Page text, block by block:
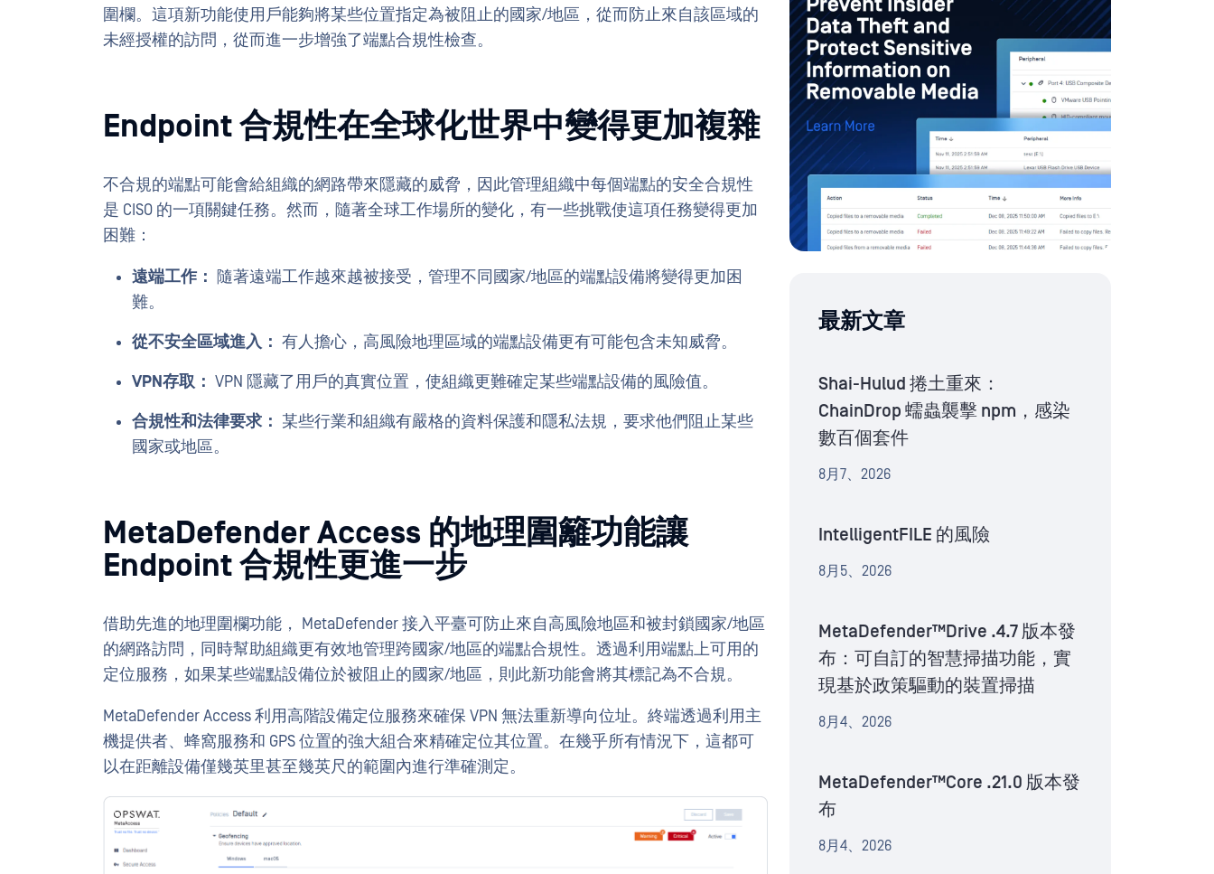
圍欄。這項新功能使用戶能夠將某些位置指定為被阻止的國家/地區，從而防止來自該區域的
未經授權的訪問，從而進一步增強了端點合規性檢查。
Endpoint 合規性在全球化世界中變得更加複雜
不合規的端點可能會給組織的網路帶來隱藏的威脅，因此管理組織中每個端點的安全合規性
是 CISO 的一項關鍵任務。然而，隨著全球工作場所的變化，有一些挑戰使這項任務變得更加
困難：
遠端工作：
隨著遠端工作越來越被接受，管理不同國家/地區的端點設備將變得更加困
難。
從不安全區域進入： 有人擔心，高風險地理區域的端點設備更有可能包含未知威脅。
VPN存取： VPN 隱藏了用戶的真實位置，使組織更難確定某些端點設備的風險值。
合規性和法律要求： 某些行業和組織有嚴格的資料保護和隱私法規，要求他們阻止某些
國家或地區。
MetaDefender Access 的地理圍籬功能讓
Endpoint 合規性更進一步
借助先進的地理圍欄功能， MetaDefender 接入平臺可防止來自高風險地區和被封鎖國家/地區
的網路訪問，同時幫助組織更有效地管理跨國家/地區的端點合規性。透過利用端點上可用的
定位服務，如果某些端點設備位於被阻止的國家/地區，則此新功能會將其標記為不合規。
MetaDefender Access 利用高階設備定位服務來確保 VPN 無法重新導向位址。終端透過利用主
機提供者、蜂窩服務和 GPS 位置的強大組合來精確定位其位置。在幾乎所有情況下，這都可
以在距離設備僅幾英里甚至幾英尺的範圍內進行準確測定。
最新文章
Shai-Hulud 捲土重來：
ChainDrop 蠕蟲襲擊 npm，感染
數百個套件
8月7、2026
IntelligentFILE 的風險
8月5、2026
MetaDefender™Drive .4.7 版本發
布：可自訂的智慧掃描功能，實
現基於政策驅動的裝置掃描
8月4、2026
MetaDefender™Core .21.0 版本發
布
8月4、2026